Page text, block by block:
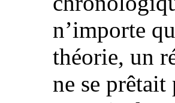
n’importe
théorie, un
ne se prêtait